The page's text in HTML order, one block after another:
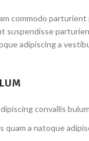
commodo
suspendisse
adipiscing a
convallis
a natoque